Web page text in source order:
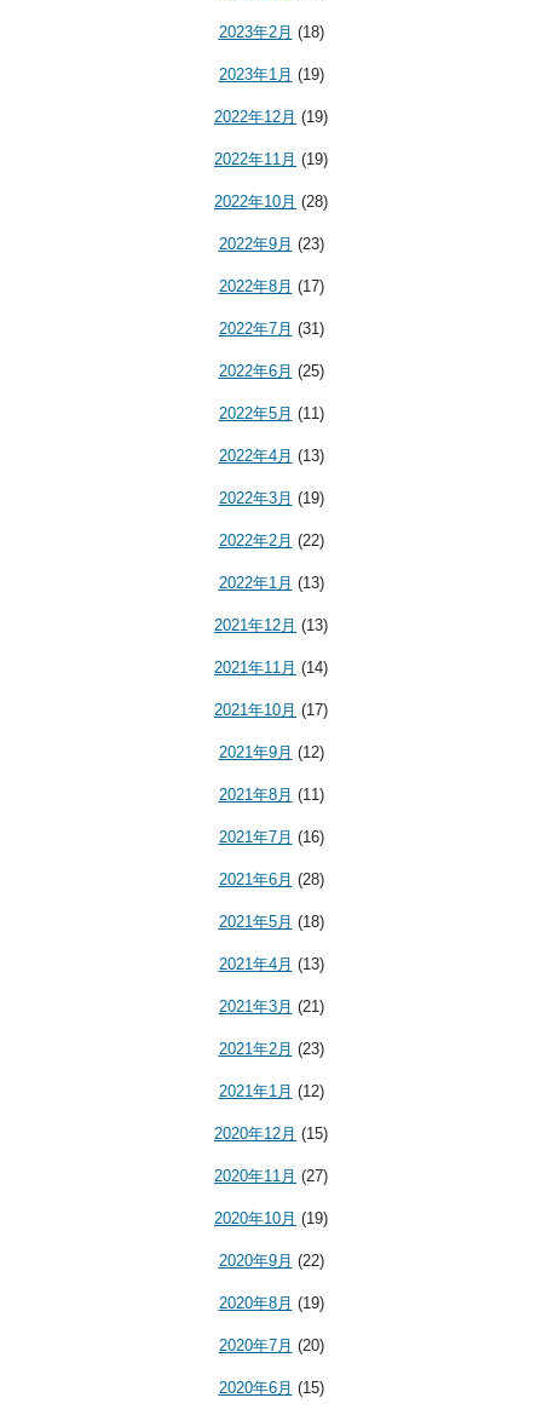
2023年2月 (18)
2023年1月 (19)
2022年12月 (19)
2022年11月 (19)
2022年10月 (28)
2022年9月 (23)
2022年8月 (17)
2022年7月 (31)
2022年6月 (25)
2022年5月 (11)
2022年4月 (13)
2022年3月 (19)
2022年2月 (22)
2022年1月 (13)
2021年12月 (13)
2021年11月 (14)
2021年10月 (17)
2021年9月 (12)
2021年8月 (11)
2021年7月 (16)
2021年6月 (28)
2021年5月 (18)
2021年4月 (13)
2021年3月 (21)
2021年2月 (23)
2021年1月 (12)
2020年12月 (15)
2020年11月 (27)
2020年10月 (19)
2020年9月 (22)
2020年8月 (19)
2020年7月 (20)
2020年6月 (15)